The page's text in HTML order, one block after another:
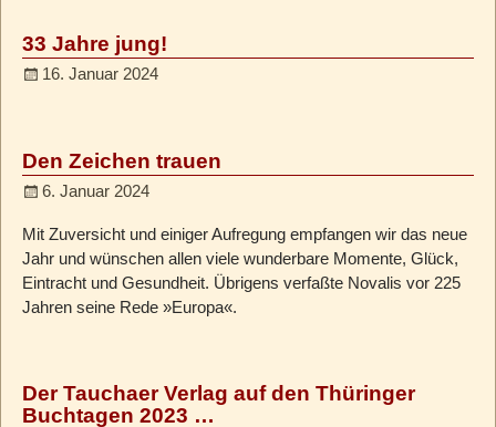
33 Jahre jung!
16. Januar 2024
Den Zeichen trauen
6. Januar 2024
Mit Zuversicht und einiger Aufregung empfangen wir das neue
Jahr und wünschen allen viele wunderbare Momente, Glück,
Eintracht und Gesundheit. Übrigens verfaßte Novalis vor 225
Jahren seine Rede »Europa«.
Der Tauchaer Verlag auf den Thüringer
Buchtagen 2023 …